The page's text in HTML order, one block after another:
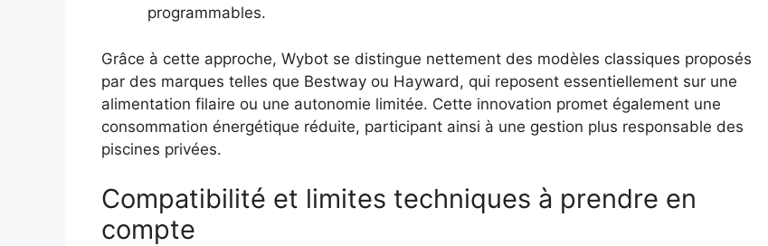
programmables.
Grâce à cette approche, Wybot se distingue nettement des modèles classiques proposés
par des marques telles que Bestway ou Hayward, qui reposent essentiellement sur une
alimentation filaire ou une autonomie limitée. Cette innovation promet également une
consommation énergétique réduite, participant ainsi à une gestion plus responsable des
piscines privées.
Compatibilité et limites techniques à prendre en
compte